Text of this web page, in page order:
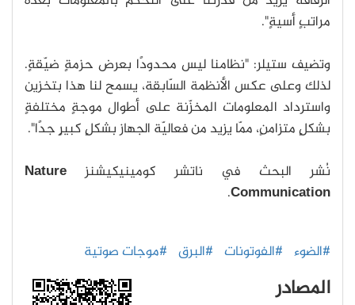
مراتبٍ أسيةٍ".
وتضيف ستيلر: "نظامنا ليس محدودًا بعرض حزمةٍ ضيّقةٍ.
لذلك وعلى عكس الأنظمة السّابقة، يسمح لنا هذا بتخزين
واسترداد المعلومات المخزّنة على أطوال موجةٍ مختلفةٍ
بشكلٍ متزامنٍ، ممّا يزيد من فعاليّة الجهاز بشكلٍ كبيرٍ جدًا".
نُشر البحث في ناتشر كومينيكيشنز Nature
Communication
.
#الضوء #الفوتونات #البرق #موجات صوتية
المصادر